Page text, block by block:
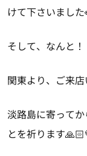
けて下さいました
そして、なんと！
関東より、ご来
淡路島に寄って
とを祈ります